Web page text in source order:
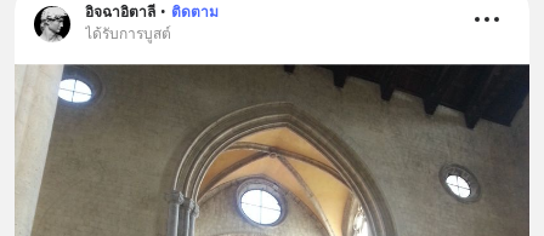
อิจฉาอิตาลี • ติดตาม
ได้รับการบูสต์